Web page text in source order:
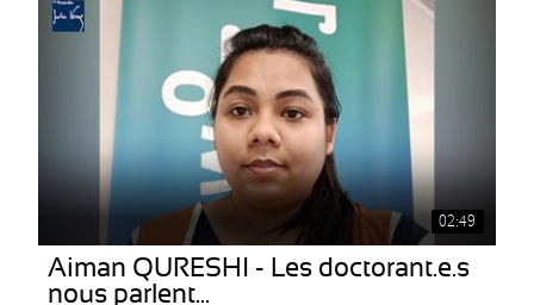
02:49
Aiman QURESHI - Les doctorant.e.s
nous parlent...